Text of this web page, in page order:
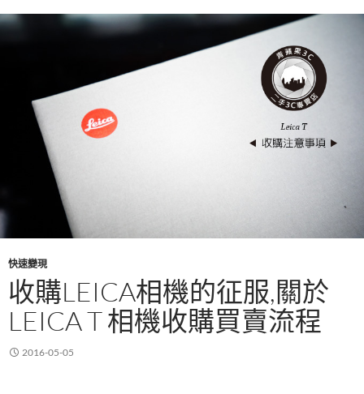
快速變現
收購LEICA相機的征服,關於
LEICA T 相機收購買賣流程
2016-05-05